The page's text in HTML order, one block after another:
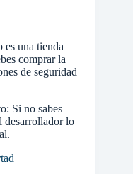
una tienda
comprar la
de seguridad
Si no sabes
desarrollador lo